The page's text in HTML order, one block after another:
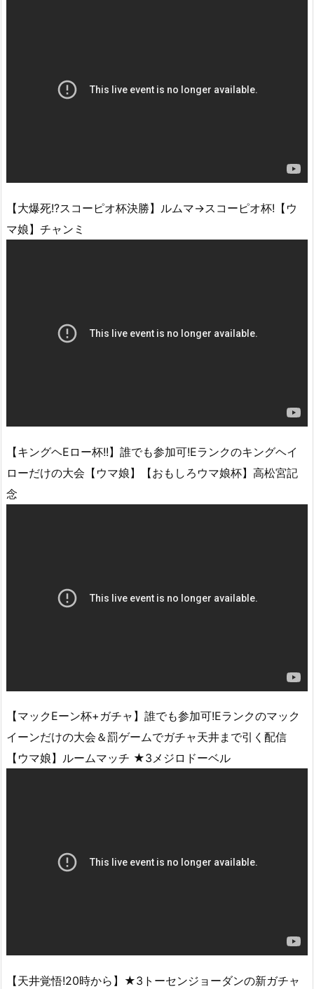
【大爆死!?スコーピオ杯決勝】ルムマ→スコーピオ杯!【ウ
マ娘】チャンミ
【キングヘEロー杯!!】誰でも参加可!Eランクのキングヘイ
ローだけの大会【ウマ娘】【おもしろウマ娘杯】高松宮記
念
【マックEーン杯+ガチャ】誰でも参加可!Eランクのマック
イーンだけの大会＆罰ゲームでガチャ天井まで引く配信
【ウマ娘】ルームマッチ ★3メジロドーベル
【天井覚悟!20時から】★3トーセンジョーダンの新ガチャ